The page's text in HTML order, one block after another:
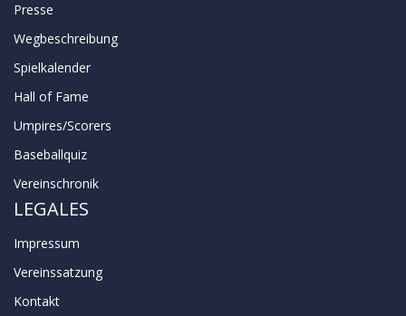
Presse
Wegbeschreibung
Spielkalender
Hall of Fame
Umpires/Scorers
Baseballquiz
Vereinschronik
LEGALES
Impressum
Vereinssatzung
Kontakt